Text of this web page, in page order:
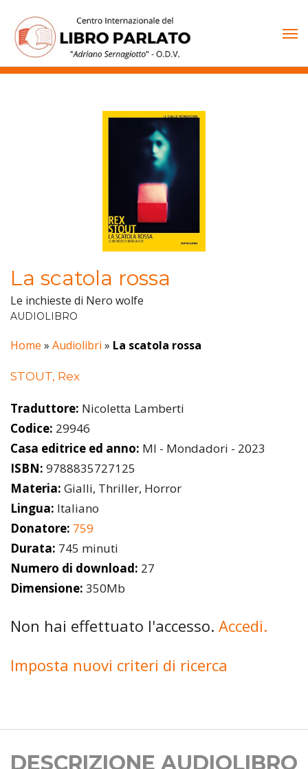
contenuto
La scatola rossa
Le inchieste di Nero wolfe
AUDIOLIBRO
Home » Audiolibri » La scatola rossa
STOUT, Rex
Traduttore: Nicoletta Lamberti
Codice: 29946
Casa editrice ed anno: MI - Mondadori - 2023
ISBN: 9788835727125
Materia: Gialli, Thriller, Horror
Lingua: Italiano
Donatore: 759
Durata: 745 minuti
Numero di download: 27
Dimensione: 350Mb
Non hai effettuato l'accesso. Accedi.
Imposta nuovi criteri di ricerca
DESCRIZIONE AUDIOLIBRO